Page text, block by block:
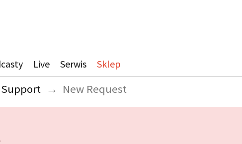
Live Serwis Sklep
Support → New Request